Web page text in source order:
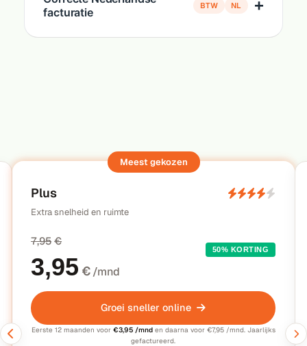
facturatie
BTW NL
Plus
Extra snelheid en ruimte
50% KORTING
7,95 €
3,95 €/mnd
Groei sneller online
Eerste 12 maanden voor €3,95 /mnden daarna voor €7,95 /mnd. Jaarlijks
gefactureerd.